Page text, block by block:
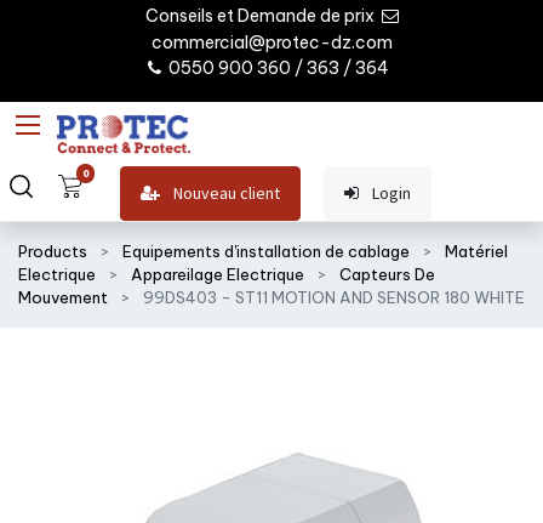
Conseils et Demande de prix
commercial@protec-dz.com
0550 900 360 / 363 / 364
0
Nouveau client Login
Products Equipements d'installation de cablage
Matériel
Electrique
Appareilage Electrique
Capteurs De
Mouvement
99DS403 - ST11 MOTION AND SENSOR 180 WHITE